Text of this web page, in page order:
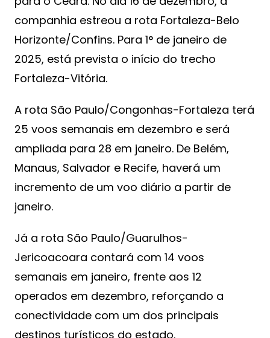
companhia estreou a rota Fortaleza-Belo
Horizonte/Confins. Para 1° de janeiro de
2025, está prevista o início do trecho
Fortaleza-Vitória.
A rota São Paulo/Congonhas-Fortaleza terá
25 voos semanais em dezembro e será
ampliada para 28 em janeiro. De Belém,
Manaus, Salvador e Recife, haverá um
incremento de um voo diário a partir de
janeiro.
Já a rota São Paulo/Guarulhos-
Jericoacoara contará com 14 voos
semanais em janeiro, frente aos 12
operados em dezembro, reforçando a
conectividade com um dos principais
destinos turísticos do estado.